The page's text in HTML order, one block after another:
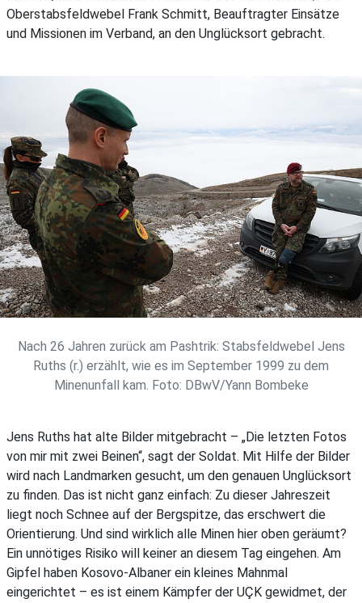
Oberstabsfeldwebel Frank Schmitt, Beauftragter Einsätze
und Missionen im Verband, an den Unglücksort gebracht.
Nach 26 Jahren zurück am Pashtrik: Stabsfeldwebel Jens
Ruths (r.) erzählt, wie es im September 1999 zu dem
Minenunfall kam. Foto: DBwV/Yann Bombeke
Jens Ruths hat alte Bilder mitgebracht – „Die letzten Fotos
von mir mit zwei Beinen“, sagt der Soldat. Mit Hilfe der Bilder
wird nach Landmarken gesucht, um den genauen Unglücksort
zu finden. Das ist nicht ganz einfach: Zu dieser Jahreszeit
liegt noch Schnee auf der Bergspitze, das erschwert die
Orientierung. Und sind wirklich alle Minen hier oben geräumt?
Ein unnötiges Risiko will keiner an diesem Tag eingehen. Am
Gipfel haben Kosovo-Albaner ein kleines Mahnmal
eingerichtet – es ist einem Kämpfer der UÇK gewidmet, der